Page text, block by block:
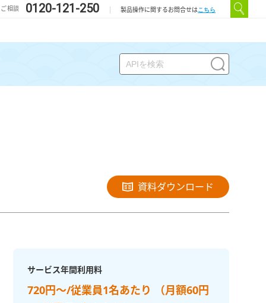
相談 0120-121-250 製品操作に関するお問合せは こちら
資料ダウンロード
サービス年間利用料
720円～/従業員1名あたり （月額60円